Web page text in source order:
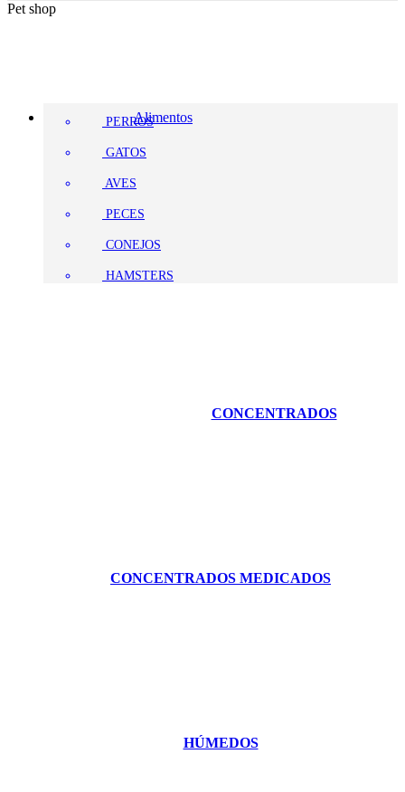
Pet shop
Alimentos
PERROS
GATOS
AVES
PECES
CONEJOS
HAMSTERS
CONCENTRADOS
CONCENTRADOS MEDICADOS
HÚMEDOS